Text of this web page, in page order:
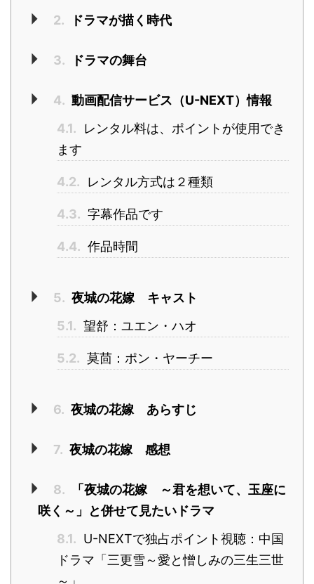
2. ドラマが描く時代
3. ドラマの舞台
4. 動画配信サービス（U-NEXT）情報
4.1.
レンタル料は、ポイントが使用でき
ます
4.2. レンタル方式は２種類
4.3. 字幕作品です
4.4. 作品時間
5. 夜城の花嫁 キャスト
5.1. 望舒：ユエン・ハオ
5.2. 莫茴：ポン・ヤーチー
6. 夜城の花嫁 あらすじ
7. 夜城の花嫁 感想
8.
「夜城の花嫁 ～君を想いて、玉座に
咲く～」と併せて見たいドラマ
8.1. U-NEXTで独占ポイント視聴：中国
ドラマ「三更雪～愛と憎しみの三生三世
～」